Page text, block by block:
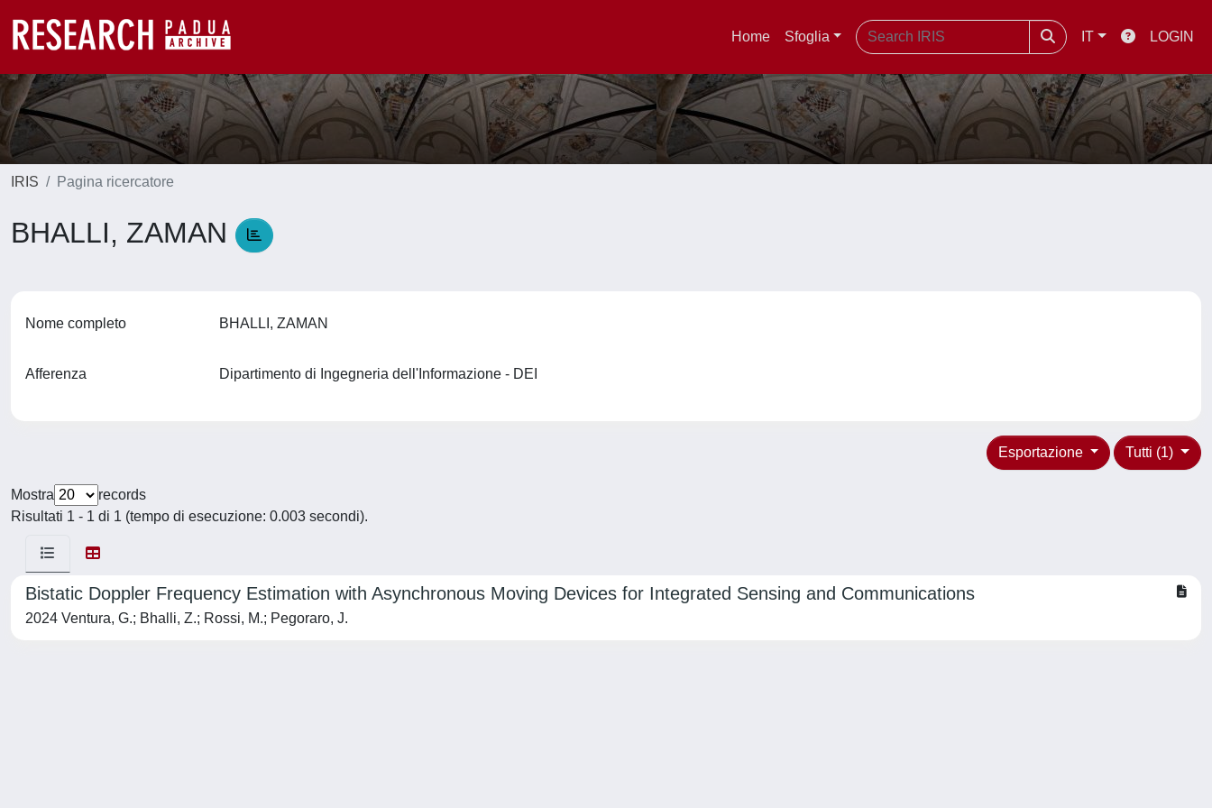
Home Sfoglia IT LOGIN
IRIS Pagina ricercatore
BHALLI, ZAMAN
Nome completo BHALLI, ZAMAN
Afferenza Dipartimento di Ingegneria dell'Informazione - DEI
Tutti (1)
Esportazione
Mostra
records
Risultati 1 - 1 di 1 (tempo di esecuzione: 0.003 secondi).
Bistatic Doppler Frequency Estimation with Asynchronous Moving Devices for Integrated Sensing and Communications
2024 Ventura, G.; Bhalli, Z.; Rossi, M.; Pegoraro, J.